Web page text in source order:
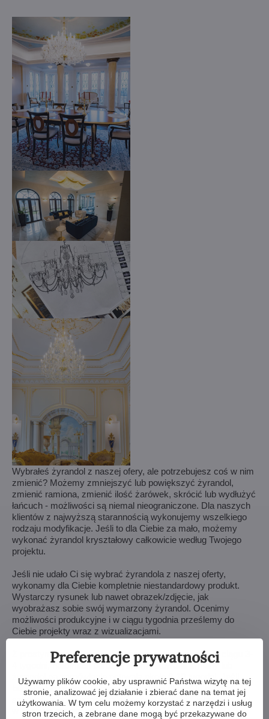
Wybrałeś żyrandol z naszej ofery, ale potrzebujesz coś w nim
zmienić? Możemy zmniejszyć lub powiększyć żyrandol,
zmienić ramiona, zmienić ilość żarówek, skrócić lub wydłużyć
łańcuch - możliwości są niemal nieograniczone. Dla naszych
klientów z najwyższą starannością wykonujemy wszelkiego
rodzaju modyfikacje. Jeśli to dla Ciebie za mało, możemy
wykonać żyrandol kryształowy całkowicie według Twojego
projektu.
Jeśli nie udało Ci się wybrać żyrandola z naszej oferty,
wykonamy dla Ciebie kompletnie niestandardowy produkt.
Wystarczy rysunek lub nawet obrazek/zdjęcie, jak
wyobrażasz sobie swój wymarzony żyrandol. Ocenimy
możliwości produkcyjne i w ciągu tygodnia prześlemy do
Ciebie projekty wraz z wizualizacjami.
Z prostymi modyfikacjami możemy sobie poradzić w ciągu 3-
4 tygodni, natomiast bardziej skomplikowane zmiany lub
żyrandol na zamówienie potrwają około 8-10 tygodni. Jeśli
budowa lub remont Twojego domu trwa dłużej, to nic nie
szkodzi - z przyjemnością przechowamy dla Ciebie żyrandol
w naszym magazynie.
Preferencje prywatności
Używamy plików cookie, aby usprawnić Państwa wizytę na tej
stronie, analizować jej działanie i zbierać dane na temat jej
użytkowania. W tym celu możemy korzystać z narzędzi i usług
stron trzecich, a zebrane dane mogą być przekazywane do